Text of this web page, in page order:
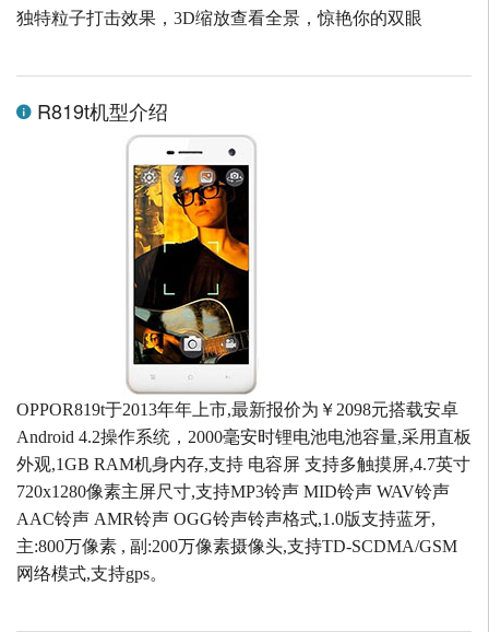
独特粒子打击效果， 3D缩放查看全景，惊艳你的双眼
R819t机型介绍
OPPOR819t于2013年年上市,最新报价为￥2098元搭载安卓
Android 4.2操作系统，2000毫安时锂电池电池容量,采用直板
外观,1GB RAM机身内存,支持 电容屏 支持多触摸屏,4.7英寸
720x1280像素主屏尺寸,支持MP3铃声 MID铃声 WAV铃声
AAC铃声 AMR铃声 OGG铃声铃声格式,1.0版支持蓝牙,
主:800万像素 , 副:200万像素摄像头,支持TD-SCDMA/GSM
网络模式,支持gps。